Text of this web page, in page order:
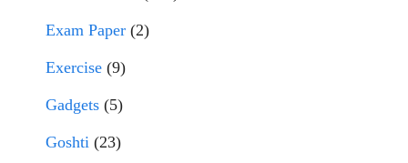
Exam Paper (2)
Exercise (9)
Gadgets (5)
Goshti (23)